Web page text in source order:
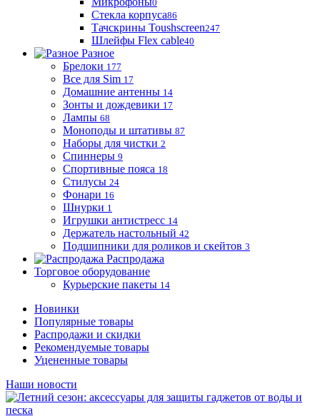
0
Стекла корпуса86
Тачскрины Toushscreen247
Шлейфы Flex cable40
Разное
Брелоки 177
Все для Sim 17
Домашние антенны 14
Зонты и дождевики 17
Лампы 68
Моноподы и штативы 87
Наборы для чистки 2
Спиннеры 9
Спортивные пояса 18
Стилусы 24
Фонари 16
Шнурки 1
Игрушки антистресс 14
Держатель настольный 42
Подшипники для роликов и скейтов 3
Распродажа
Торговое оборудование
Курьерские пакеты 14
Новинки
Популярные товары
Распродажи и скидки
Рекомендуемые товары
Уцененные товары
Наши новости